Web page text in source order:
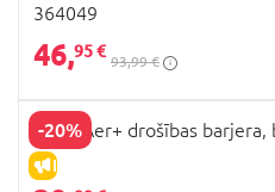
364049
46,95 €
93,99 €
-20%
IZPĀRDOŠANA
Joolz Aer+ drošības